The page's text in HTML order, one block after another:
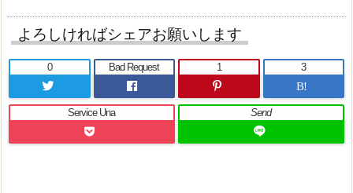
よろしければシェアお願いします
0 Bad Request
1
B!
3
Service Una Send